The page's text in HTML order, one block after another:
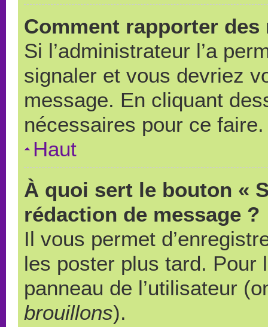
Comment rapporter
Si l’administrateur l’a
signaler et vous devriez
message. En cliquant
nécessaires pour ce faire.
Haut
À quoi sert le bouton «
rédaction de message ?
Il vous permet
les poster plus tard. Pour
panneau de l’utilisateur
brouillons).